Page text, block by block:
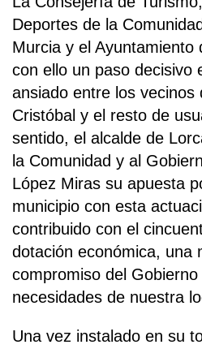
Deportes de la
Murcia y el Ayuntamiento
con ello un paso decisivo
ansiado entre los vecinos
Cristóbal y el resto de
sentido, el alcalde de
la Comunidad y al
López Miras su apuesta
municipio con esta
contribuido con el
dotación económica, una
compromiso del
necesidades de nuestra
Una vez instalado en su